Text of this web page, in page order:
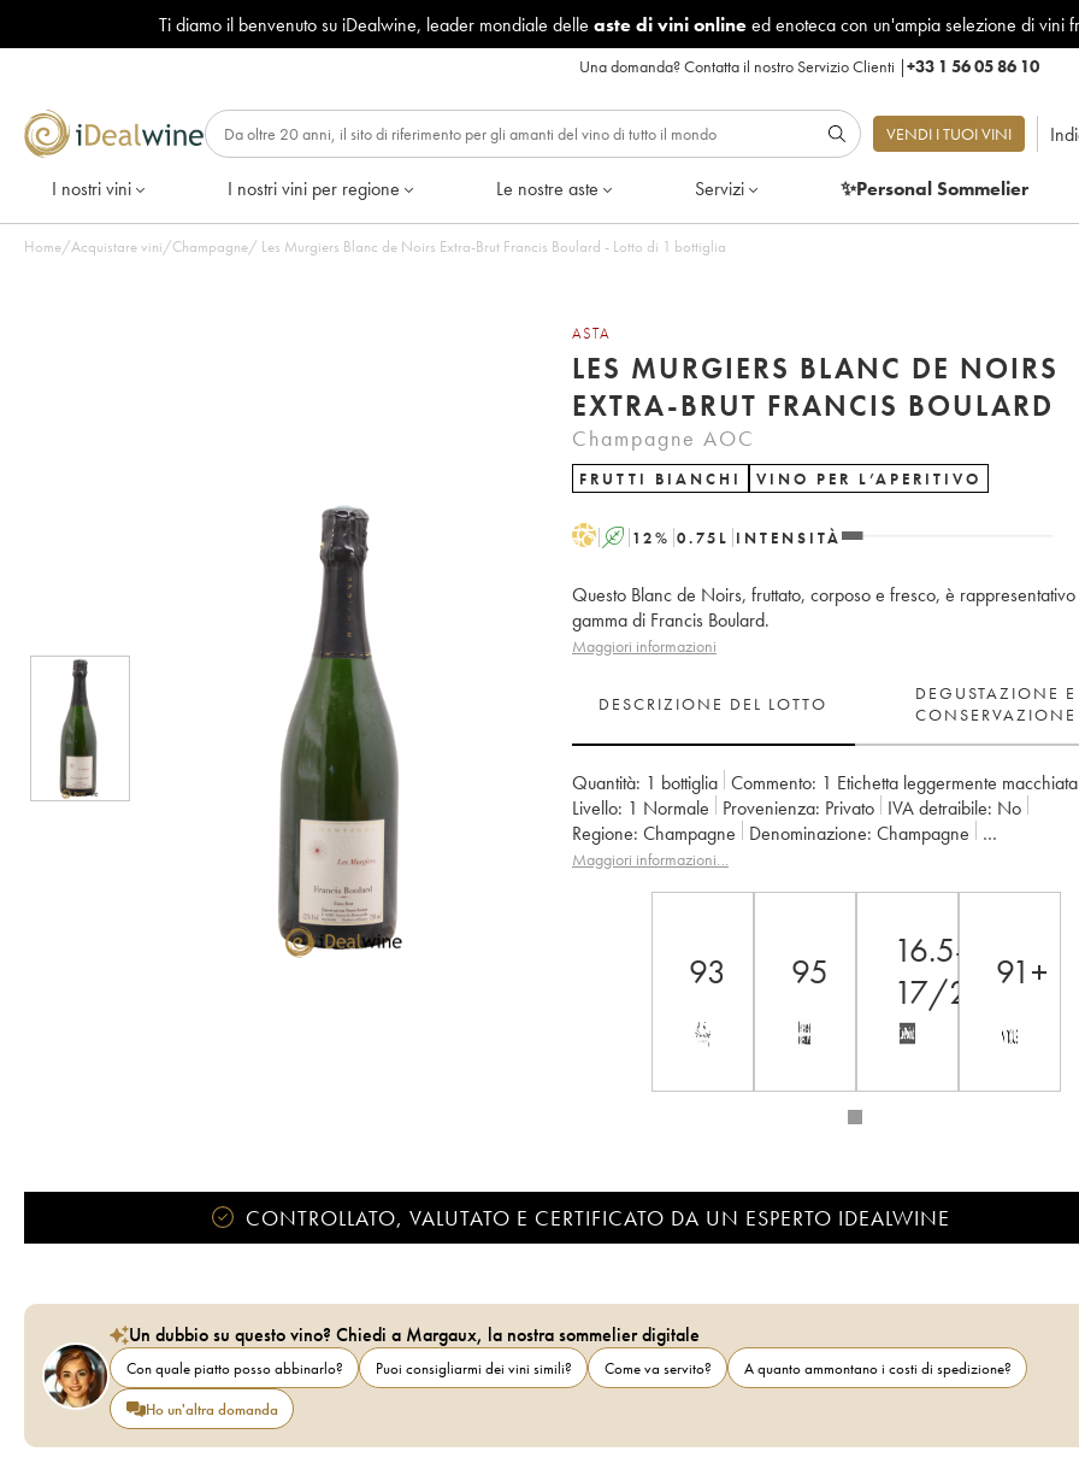
Ti diamo il benvenuto su iDealwine, leader mondiale delle aste di vini onlineed enoteca con un'ampia selezione di vini
Una domanda?Contatta il nostro Servizio Clienti |+33 1 56 05 86 10
VENDI I TUOI VINI
I nostri vini I nostri vini per regione Le nostre aste Servizi ✨Personal Sommelier
Home/Acquistare vini/Champagne/ Les Murgiers Blanc de Noirs Extra-Brut Francis Boulard - Lotto di 1 bottiglia
ASTA
LES MURGIERS BLANC DE NOIRS
EXTRA-BRUT FRANCIS BOULARD
Champagne AOC
FRUTTI BIANCHI VINO PER L’APERITIVO
H A 12% 0.75 L INTENSITÀ
Questo Blanc de Noirs, fruttato, corposo e fresco, è
gamma di Francis Boulard.
Maggiori informazioni
DESCRIZIONE DEL LOTTO
DEGUSTAZIONE E
CONSERVAZIONE
Quantità: 1 bottiglia Commento: 1 Etichetta leggermente macchiata
Livello: 1 Normale Provenienza: privato IVA detraibile:
no
Regione:
Champagne Denominazione:
Champagne
Proprietario: Francis Boulard
Maggiori informazioni…
93 95
16.5-
17/20
91+
CONTROLLATO, VALUTATO E CERTIFICATO DA UN ESPERTO IDEALWINE
Un dubbio su questo vino? Chiedi a Margaux, la nostra sommelier digitale
Con quale piatto posso abbinarlo? Puoi consigliarmi dei vini simili? Come va servito?
A quanto ammontano i costi di spedizione?
Ho un'altra domanda